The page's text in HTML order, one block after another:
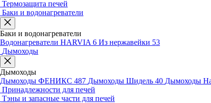
Термозащита печей
Баки и водонагреватели
Баки и водонагреватели
Водонагреватели HARVIA 6 Из нержавейки 53
Дымоходы
Дымоходы
Дымоходы ФЕНИКС 487 Дымоходы Шидель 40 Дымоходы
Принадлежности для печей
Тэны и запасные части для печей